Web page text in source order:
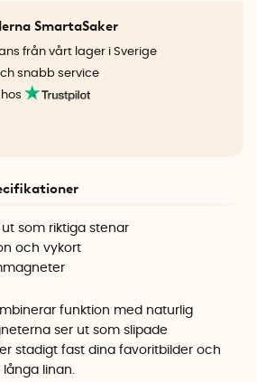
SmartaSaker
från vårt lager i Sverige
snabb service
som riktiga stenar
och vykort
funktion med naturlig
ser ut som slipade
stadigt fast dina favoritbilder och
långa linan.